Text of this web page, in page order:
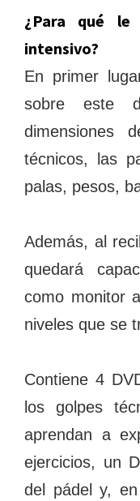
¿Para qué le
intensivo?
En primer
sobre este
dimensiones
técnicos, las
palas, pesos,
Además, al
quedará
como monitor
niveles que se
Contiene 4
los golpes
aprendan a
ejercicios, un
del pádel y,